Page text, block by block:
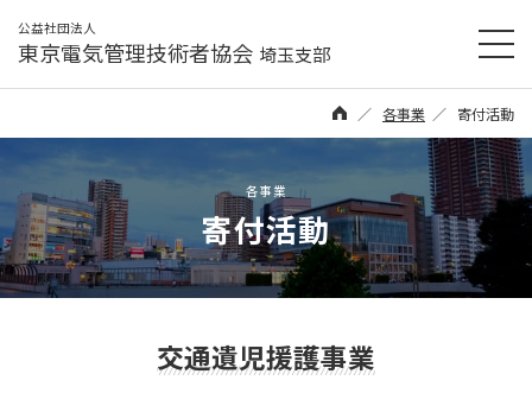
公益社団法人
東京電気管理技術者協会 埼玉支部
各事業 寄付活動
各事業
寄付活動
交通遺児援護事業